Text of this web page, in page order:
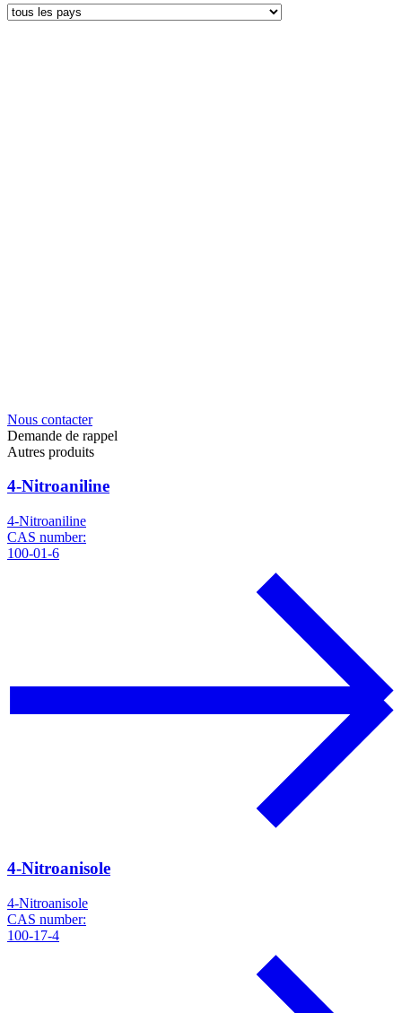
Nous contacter
Demande de rappel
Autres produits
4-Nitroaniline
4-Nitroaniline
CAS number:
100-01-6
4-Nitroanisole
4-Nitroanisole
CAS number:
100-17-4